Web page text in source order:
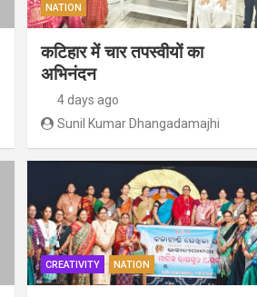
NATION
कटिहार में चार तपस्वीयों का
अभिनंदन
4 days ago
Sunil Kumar Dhangadamajhi
CREATIVITY NATION